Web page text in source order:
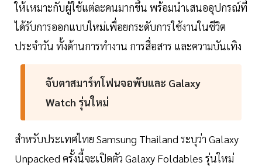
ให้เหมาะกับผู้ใช้แต่ละคนมากขึ้น พร้อมนำเสนออุปกรณ์ที่
ได้รับการออกแบบใหม่เพื่อยกระดับการใช้งานในชีวิต
ประจำวัน ทั้งด้านการทำงาน การสื่อสาร และความบันเทิง
จับตาสมาร์ทโฟนจอพับและ Galaxy
Watch รุ่นใหม่
สำหรับประเทศไทย Samsung Thailand ระบุว่า Galaxy
Unpacked ครั้งนี้จะเปิดตัว Galaxy Foldables รุ่นใหม่